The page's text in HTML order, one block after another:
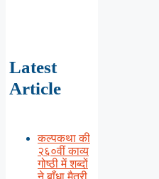
Latest
Article
कल्पकथा की
२६०वीं काव्य
गोष्ठी में शब्दों
ने बाँधा मैत्री